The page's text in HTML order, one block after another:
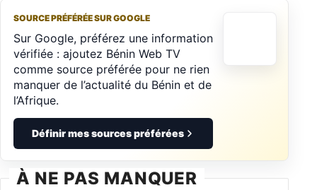
SOURCE PRÉFÉRÉE SUR GOOGLE
Sur Google, préférez une information
vérifiée : ajoutez Bénin Web TV
comme source préférée pour ne rien
manquer de l’actualité du Bénin et de
l’Afrique.
Définir mes sources préférées
À NE PAS MANQUER